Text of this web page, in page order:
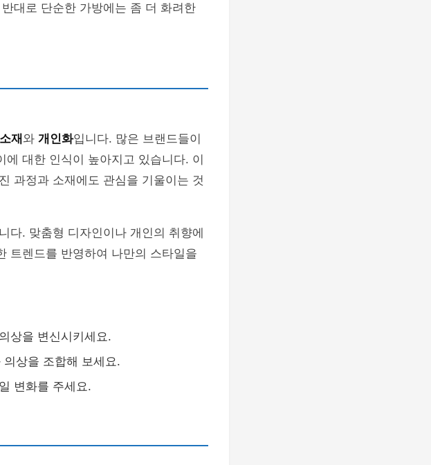
대로 단순한 가방에는 좀 더 화려한
재 와 개인화입니다. 많은 브랜드들이
대한 인식이 높아지고 있습니다. 이
과정과 소재에도 관심을 기울이는 것
다. 맞춤형 디자인이나 개인의 취향에
트렌드를 반영하여 나만의 스타일을
상을 변신시키세요.
상을 조합해 보세요.
변화를 주세요.